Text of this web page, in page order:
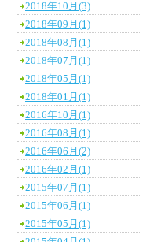
2018年10月(3)
2018年09月(1)
2018年08月(1)
2018年07月(1)
2018年05月(1)
2018年01月(1)
2016年10月(1)
2016年08月(1)
2016年06月(2)
2016年02月(1)
2015年07月(1)
2015年06月(1)
2015年05月(1)